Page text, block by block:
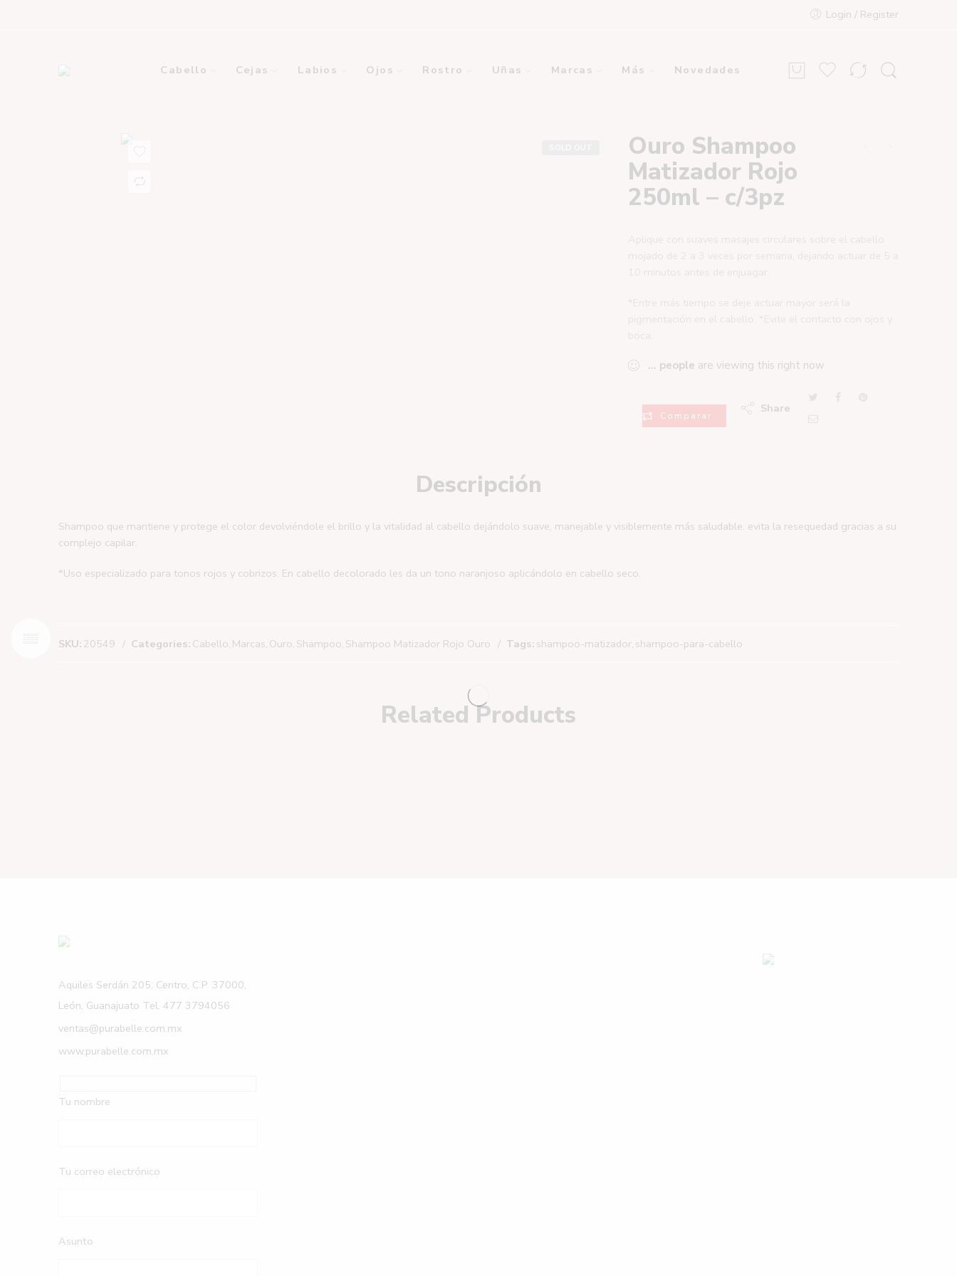
Login / Register
Cabello Cejas Labios Ojos Rostro Uñas Marcas Más Novedades
Ouro Shampoo
Matizador Rojo
250ml – c/3pz
... people are viewing this right now
Comparar
Share
Descripción
Shampoo que mantiene y protege el color devolviéndole el brillo y la vitalidad al cabello dejándolo suave, manejable y visiblemente más saludable. evita la resequedad gracias a su
complejo capilar.
*Uso especializado para tonos rojos y cobrizos. En cabello decolorado les da un tono naranjoso aplicándolo en cabello seco.
SKU: 20549 Categories: Cabello, Marcas, Ouro, Shampoo, Shampoo Matizador Rojo Ouro Tags: shampoo-matizador, shampoo-para-cabello
Related Products
Aquiles Serdán 205, Centro, C.P. 37000,
León, Guanajuato Tel. 477 3794056
ventas@purabelle.com.mx
www.purabelle.com.mx
Tu nombre
Tu correo electrónico
Asunto